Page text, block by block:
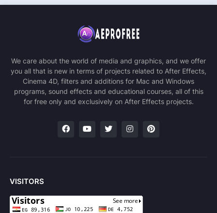
We care about the world of media and graphics, and we offer
you all that is new in terms of projects related to After Effects,
Cinema 4D, filters and additions for Mac and Windows
programs, sound effects and educational courses, all of this
for free only and exclusively on After Effects projects.
VISITORS